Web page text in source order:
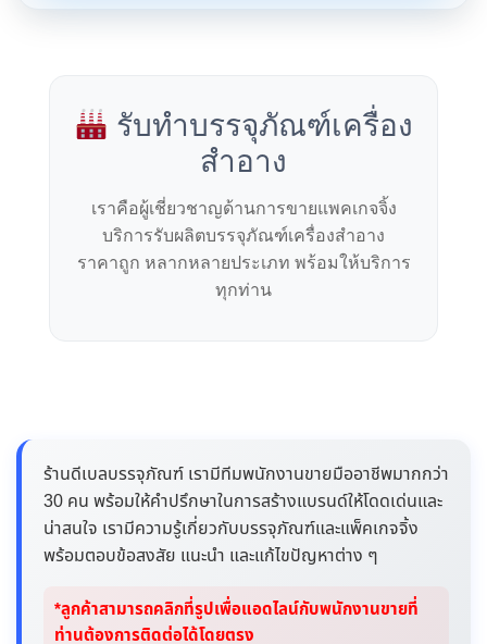
รับทำบรรจุภัณฑ์เครื่อง
สำอาง
เราคือผู้เชี่ยวชาญด้านการขายแพคเกจจิ้ง
บริการรับผลิตบรรจุภัณฑ์เครื่องสำอาง
ราคาถูก หลากหลายประเภท พร้อมให้บริการ
ทุกท่าน
ร้านดีเบลบรรจุภัณฑ์ เรามีทีมพนักงานขายมืออาชีพมากกว่า
30 คน พร้อมให้คำปรึกษาในการสร้างแบรนด์ให้โดดเด่นและ
น่าสนใจ เรามีความรู้เกี่ยวกับบรรจุภัณฑ์และแพ็คเกจจิ้ง
พร้อมตอบข้อสงสัย แนะนำ และแก้ไขปัญหาต่าง ๆ
*ลูกค้าสามารถคลิกที่รูปเพื่อแอดไลน์กับพนักงานขายที่
ท่านต้องการติดต่อได้โดยตรง